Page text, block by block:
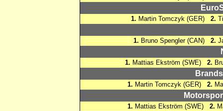
1. Martin Tomczyk (GER) 2.
1. Bruno Spengler (CAN) 2.
1. Mattias Ekström (SWE) 2.
1. Martin Tomczyk (GER) 2.
1. Mattias Ekström (SWE) 2.